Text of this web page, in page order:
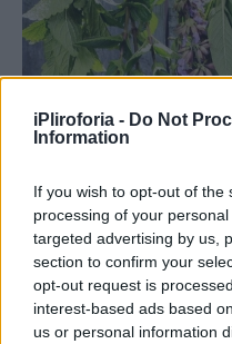
iPliroforia - Do Not
Information
If you wish to opt-out of
processing of your
targeted advertising by us,
section to confirm your
opt-out request is
interest-based ads based
us or personal information
Πίστη
Προστατεύει την
και τη
που έχουμε